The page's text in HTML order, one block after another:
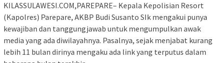
KILASSULAWESI.COM,PAREPARE– Kepala Kepolisian Resort
(Kapolres) Parepare, AKBP Budi Susanto SIk mengakui punya
kewajiban dan tanggungjawab untuk mengumpulkan awak
media yang ada diwilayahnya. Pasalnya, sejak menjabat kurang
lebih 11 bulan dirinya mengaku ada link yang terputus dalam